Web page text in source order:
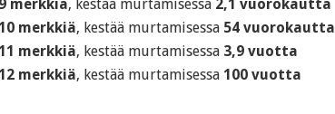
9 merkkiä, kestää murtamisessa 2,1 vuorokautta
10 merkkiä, kestää murtamisessa 54 vuorokautta
11 merkkiä, kestää murtamisessa 3,9 vuotta
12 merkkiä, kestää murtamisessa 100 vuotta